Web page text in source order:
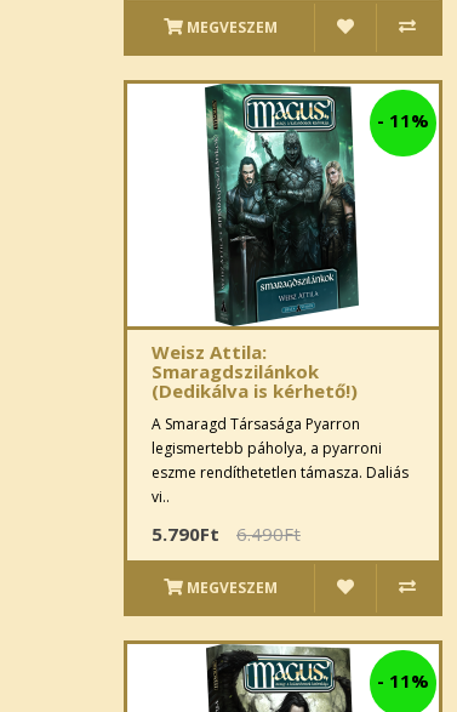
MEGVESZEM
- 11%
Weisz Attila:
Smaragdszilánkok
(Dedikálva is kérhető!)
A Smaragd Társasága Pyarron
legismertebb páholya, a pyarroni
eszme rendíthetetlen támasza. Daliás
vi..
5.790Ft 6.490Ft
MEGVESZEM
- 11%